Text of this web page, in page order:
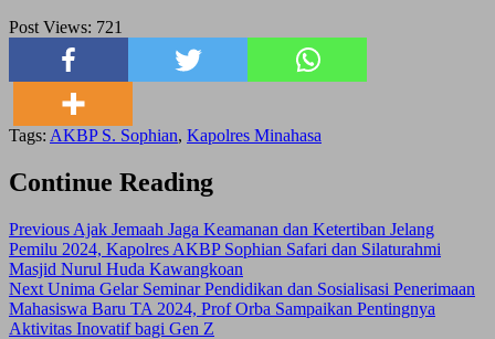
Post Views: 721
Tags: AKBP S. Sophian, Kapolres Minahasa
Continue Reading
Previous Ajak Jemaah Jaga Keamanan dan Ketertiban Jelang
Pemilu 2024, Kapolres AKBP Sophian Safari dan Silaturahmi
Masjid Nurul Huda Kawangkoan
Next Unima Gelar Seminar Pendidikan dan Sosialisasi Penerimaan
Mahasiswa Baru TA 2024, Prof Orba Sampaikan Pentingnya
Aktivitas Inovatif bagi Gen Z